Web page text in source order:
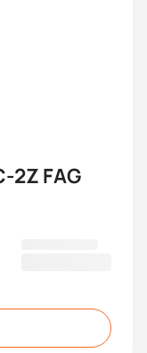
Подшипник 6204-С-2Z FAG